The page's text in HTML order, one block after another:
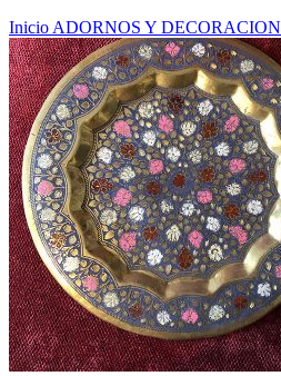
Inicio ADORNOS Y DECORACION